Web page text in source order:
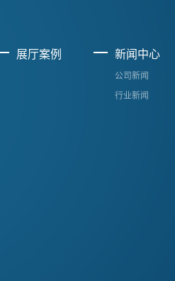
展厅案例 新闻中心
公司新闻
行业新闻